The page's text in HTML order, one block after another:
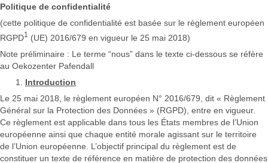
Politique de confidentialité
(cette politique de confidentialité est basée sur le règlement européen
RGPD1
(UE) 2016/679 en vigueur le 25 mai 2018)
Note préliminaire : Le terme “nous” dans le texte ci-dessous se réfère
au Oekozenter Pafendall
Introduction
Le 25 mai 2018, le règlement européen N° 2016/679, dit « Règlement
Général sur la Protection des Données » (RGPD), entre en vigueur.
Ce règlement est applicable dans tous les États membres de l’Union
européenne ainsi que chaque entité morale agissant sur le territoire
de l’Union européenne. L’objectif principal du règlement est de
constituer un texte de référence en matière de protection des données